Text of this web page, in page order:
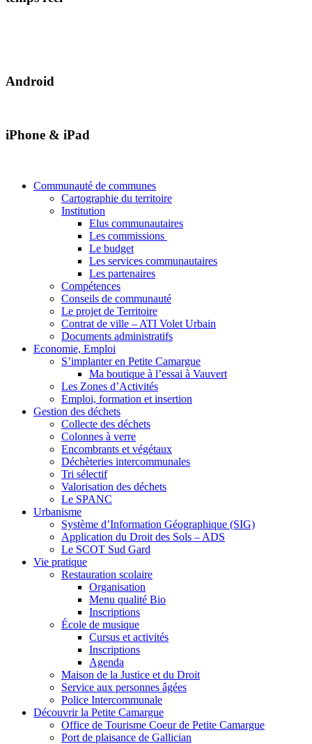
Android
iPhone & iPad
Communauté de communes
Cartographie du territoire
Institution
Elus communautaires
Les commissions
Le budget
Les services communautaires
Les partenaires
Compétences
Conseils de communauté
Le projet de Territoire
Contrat de ville – ATI Volet Urbain
Documents administratifs
Economie, Emploi
S’implanter en Petite Camargue
Ma boutique à l’essai à Vauvert
Les Zones d’Activités
Emploi, formation et insertion
Gestion des déchets
Collecte des déchets
Colonnes à verre
Encombrants et végétaux
Déchèteries intercommunales
Tri sélectif
Valorisation des déchets
Le SPANC
Urbanisme
Système d’Information Géographique (SIG)
Application du Droit des Sols – ADS
Le SCOT Sud Gard
Vie pratique
Restauration scolaire
Organisation
Menu qualité Bio
Inscriptions
École de musique
Cursus et activités
Inscriptions
Agenda
Maison de la Justice et du Droit
Service aux personnes âgées
Police Intercommunale
Découvrir la Petite Camargue
Office de Tourisme Coeur de Petite Camargue
Port de plaisance de Gallician